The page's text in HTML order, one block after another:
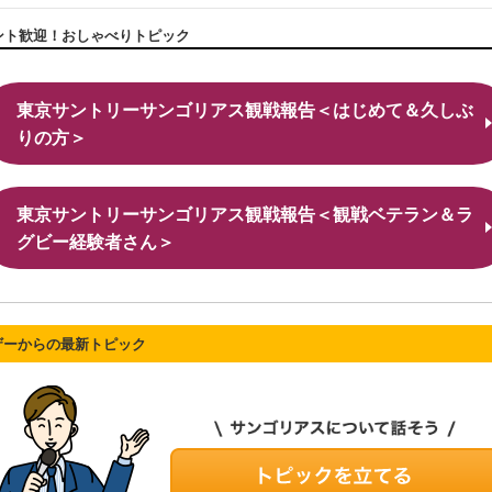
ト歓迎！おしゃべりトピック
東京サントリーサンゴリアス観戦報告＜はじめて＆久しぶ
りの方＞
東京サントリーサンゴリアス観戦報告＜観戦ベテラン＆ラ
グビー経験者さん＞
からの最新トピック